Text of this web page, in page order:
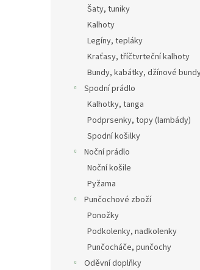
Šaty, tuniky
Kalhoty
Legíny, tepláky
Kraťasy, tříčtvrteční kalhoty
Bundy, kabátky, džínové
Spodní prádlo
Kalhotky, tanga
Podprsenky, topy (lambády)
Spodní košilky
Noční prádlo
Noční košile
Pyžama
Punčochové zboží
Ponožky
Podkolenky, nadkolenky
Punčocháče, punčochy
Oděvní doplňky